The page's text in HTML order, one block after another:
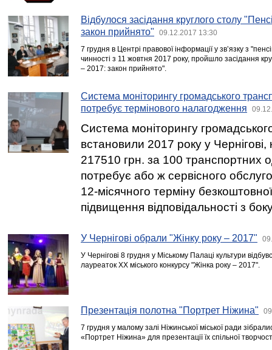
Відбулося засідання круглого столу
закон прийнято"
09.12.2017 13:30
7 грудня в Центрі правової інформації у звʼязку з
чинності з 11 жовтня 2017 року, пройшло засідання
– 2017: закон прийнято".
Система моніторингу громадського
потребує термінового налагодження
Система моніторингу
встановили 2017 року у Чернігові,
217510 грн. за 100 транспортних
потребує або ж сервісного
12-місячного терміну
підвищення відповідальності з
У Чернігові обрали "Жінку року – 2017"
У Чернігові 8 грудня у Міському Палаці культури
лауреаток XX міського конкурсу "Жінка року – 2017".
Презентація полотна "Портрет Ніжина"
7 грудня у малому залі Ніжинської міської ради
«Портрет Ніжина» для презентації їх спільної